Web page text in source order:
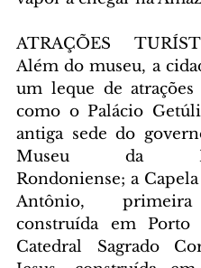
ATRAÇÕES
Além do museu, a
um leque de atrações
como o Palácio
antiga sede do
Museu da
Rondoniense; a
Antônio,
construída em Porto
Catedral Sagrado